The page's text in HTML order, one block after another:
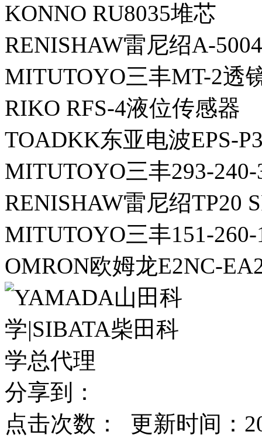
KONNO RU8035堆芯
RENISHAW雷尼绍A-
MITUTOYO三丰MT-2透
RIKO RFS-4液位传感器
TOADKK东亚电波EPS-
MITUTOYO三丰293-
RENISHAW雷尼绍TP20
MITUTOYO三丰151-
OMRON欧姆龙E2NC-
分享到：
点击次数：
更新时间：